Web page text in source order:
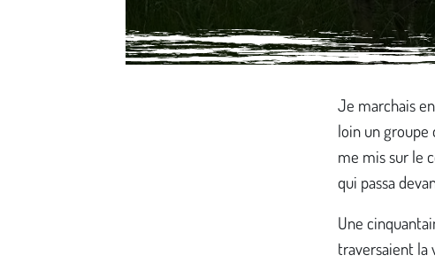
Je marchais
loin un groupe
me mis sur le
qui passa
Une
traversaient la